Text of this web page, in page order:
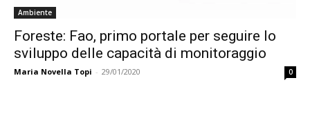
Ambiente
Foreste: Fao, primo portale per seguire lo
sviluppo delle capacità di monitoraggio
Maria Novella Topi - 29/01/2020 0